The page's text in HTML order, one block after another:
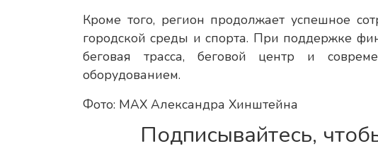
Кроме того, регион продолжает успешное
городской среды и спорта. При поддержке
беговая трасса, беговой центр и
оборудованием.
Фото: МАХ Александра Хинштейна
Подписывайтесь,